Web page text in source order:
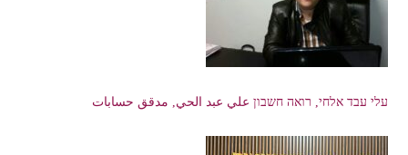
עלי עבד אלחי, רואה חשבון علي عبد الحي, مدقق حسابات